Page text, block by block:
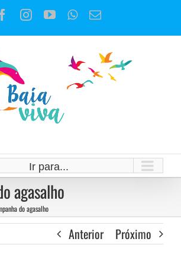
Facebook
Instagram
YouTubeWhatsApp
E-
Ir para...
agasalho
do agasalho
Anterior Próximo